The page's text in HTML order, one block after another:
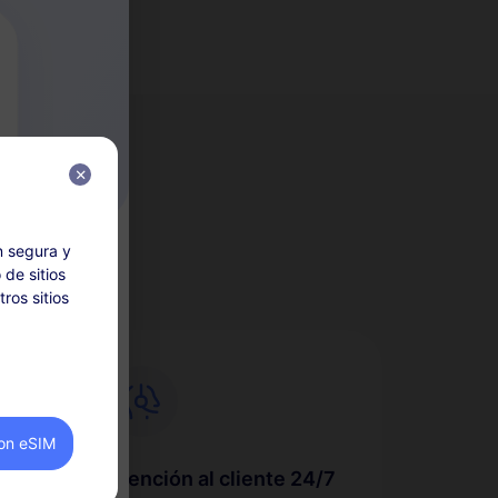
Atención al cliente 24/7
a la
se
segura y
de sitios
sitios
eSIM